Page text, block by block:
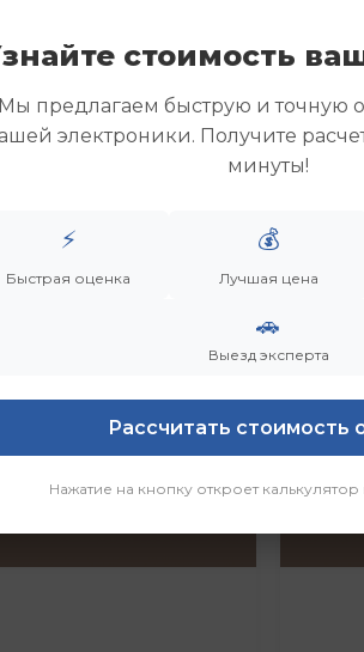
стоимость
предлагаем быструю и точную
электроники. Получите
минуты!
⚡
Быстрая оценка
💰
Лучшая цена
🚗
Выезд эксперта
Рассчитать стоимость
Нажатие на кнопку откроет